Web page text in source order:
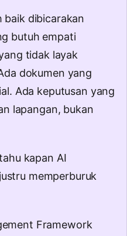
baik dibicarakan
butuh empati
tidak layak
dokumen yang
Ada keputusan yang
lapangan, bukan
kapan AI
memperburuk
Framework